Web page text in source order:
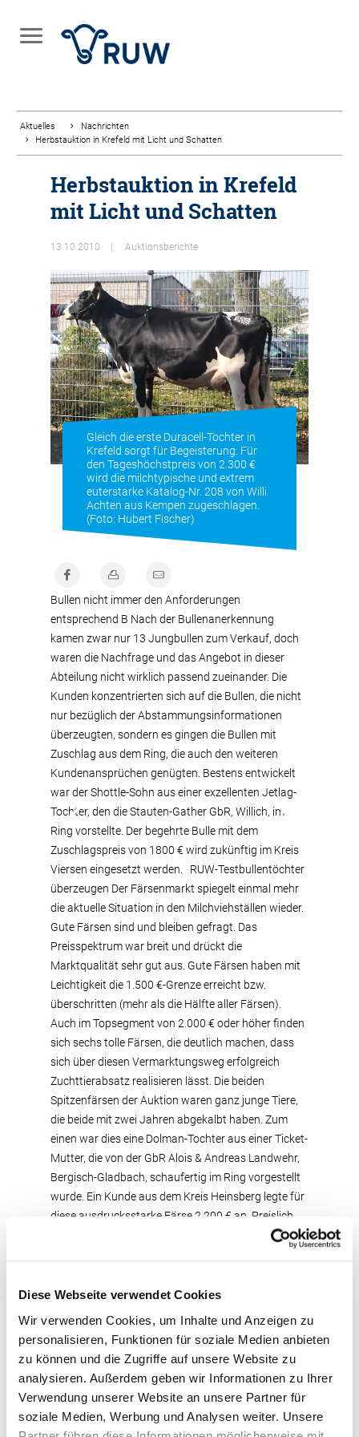
Diese Webseite verwendet Cookies
Wir verwenden Cookies, um Inhalte und Anzeigen zu
personalisieren, Funktionen für soziale Medien anbieten
zu können und die Zugriffe auf unsere Website zu
analysieren. Außerdem geben wir Informationen zu Ihrer
Verwendung unserer Website an unsere Partner für
soziale Medien, Werbung und Analysen weiter. Unsere
Aktuelles
Nachrichten
Herbstauktion in Krefeld mit Licht und Schatten
Herbstauktion in Krefeld
mit Licht und Schatten
13.10.2010 Auktionsberichte
Gleich die erste Duracell-Tochter in
Krefeld sorgt für Begeisterung: Für
den Tageshöchstpreis von 2.300 €
wird die milchtypische und extrem
euterstarke Katalog-Nr. 208 von Willi
Achten aus Kempen zugeschlagen.
(Foto: Hubert Fischer)
Bullen nicht immer den Anforderungen
entsprechend B Nach der Bullenanerkennung
kamen zwar nur 13 Jungbullen zum Verkauf, doch
waren die Nachfrage und das Angebot in dieser
Abteilung nicht wirklich passend zueinander. Die
Kunden konzentrierten sich auf die Bullen, die nicht
nur bezüglich der Abstammungsinformationen
überzeugten, sondern es gingen die Bullen mit
Zuschlag aus dem Ring, die auch den weiteren
Kundenansprüchen genügten. Bestens entwickelt
war der Shottle-Sohn aus einer exzellenten Jetlag-
Tochter, den die Stauten-Gather GbR, Willich, im
Ring vorstellte. Der begehrte Bulle mit dem
Zuschlagspreis von 1800 € wird zukünftig im Kreis
Viersen eingesetzt werden. RUW-Testbullentöchter
überzeugen Der Färsenmarkt spiegelt einmal mehr
die aktuelle Situation in den Milchviehställen wieder.
Gute Färsen sind und bleiben gefragt. Das
Preisspektrum war breit und drückt die
Marktqualität sehr gut aus. Gute Färsen haben mit
Leichtigkeit die 1.500 €-Grenze erreicht bzw.
überschritten (mehr als die Hälfte aller Färsen).
Auch im Topsegment von 2.000 € oder höher finden
sich sechs tolle Färsen, die deutlich machen, dass
sich über diesen Vermarktungsweg erfolgreich
Zuchttierabsatz realisieren lässt. Die beiden
Spitzenfärsen der Auktion waren ganz junge Tiere,
die beide mit zwei Jahren abgekalbt haben. Zum
einen war dies eine Dolman-Tochter aus einer Ticket-
Mutter, die von der GbR Alois & Andreas Landwehr,
Bergisch-Gladbach, schaufertig im Ring vorgestellt
wurde. Ein Kunde aus dem Kreis Heinsberg legte für
diese ausdrucksstarke Färse 2.200 € an. Preislich
um 100 € getoppt wurde diese Färse durch die junge
hoffen, dass sich Duracell in die Riege der
Vererbereinsatz einreihen wird. Die Färse bestach
Fundament und zeichnet sich ganz besonders aus
durch ein festes, drüsiges Euter. Bei 2.300 € fiel der
Hammer für diese Top-Färse. Die preislich folgenden
Färsen für 2.100 € stammen alle von RUW-